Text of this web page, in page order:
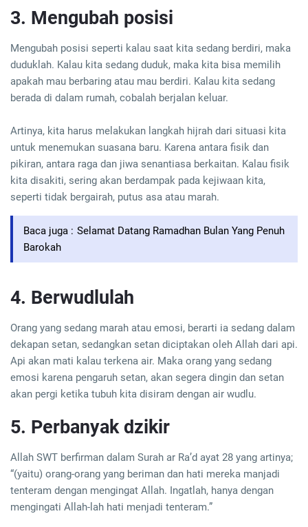
3. Mengubah posisi
Mengubah posisi seperti kalau saat kita sedang berdiri, maka
duduklah. Kalau kita sedang duduk, maka kita bisa memilih
apakah mau berbaring atau mau berdiri. Kalau kita sedang
berada di dalam rumah, cobalah berjalan keluar.
Artinya, kita harus melakukan langkah hijrah dari situasi kita
untuk menemukan suasana baru. Karena antara fisik dan
pikiran, antara raga dan jiwa senantiasa berkaitan. Kalau fisik
kita disakiti, sering akan berdampak pada kejiwaan kita,
seperti tidak bergairah, putus asa atau marah.
Baca juga : Selamat Datang Ramadhan Bulan Yang Penuh
Barokah
4. Berwudlulah
Orang yang sedang marah atau emosi, berarti ia sedang dalam
dekapan setan, sedangkan setan diciptakan oleh Allah dari api.
Api akan mati kalau terkena air. Maka orang yang sedang
emosi karena pengaruh setan, akan segera dingin dan setan
akan pergi ketika tubuh kita disiram dengan air wudlu.
5. Perbanyak dzikir
Allah SWT berfirman dalam Surah ar Ra’d ayat 28 yang artinya;
“(yaitu) orang-orang yang beriman dan hati mereka manjadi
tenteram dengan mengingat Allah. Ingatlah, hanya dengan
mengingati Allah-lah hati menjadi tenteram.”